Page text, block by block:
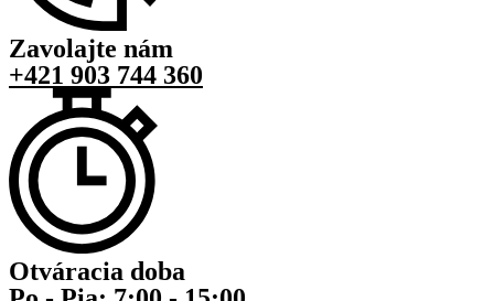
Zavolajte nám
+421 903 744 360
Otváracia doba